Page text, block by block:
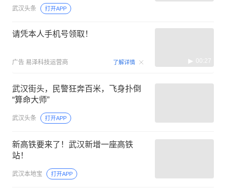
武汉头条 打开APP
请凭本人手机号领取！
广告 易泽科技运营商 了解详情 00:27
武汉街头，民警狂奔百米，飞身扑倒
“算命大师”
武汉头条 打开APP
新高铁要来了！武汉新增一座高铁
站！
武汉本地宝 打开APP